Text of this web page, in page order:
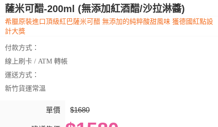
薩米可醋-200ml (無添加紅酒醋/沙拉淋醬)
希臘原裝進口頂級紅巴薩米可醋 無添加的純粹酸甜風味 獲德國紅點設
計大獎
付款方式：
線上刷卡 / ATM 轉帳
運送方式：
新竹貨運常溫
單價 $1680